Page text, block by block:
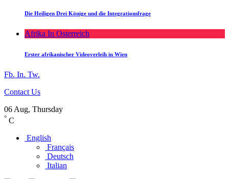
Die Heiligen Drei Könige und die Integrationsfrage
Afrika In Osterreich
Erster afrikanischer Videoverleih in Wien
Fb. In. Tw.
Contact Us
06 Aug, Thursday
° C
English
Français
Deutsch
Italian